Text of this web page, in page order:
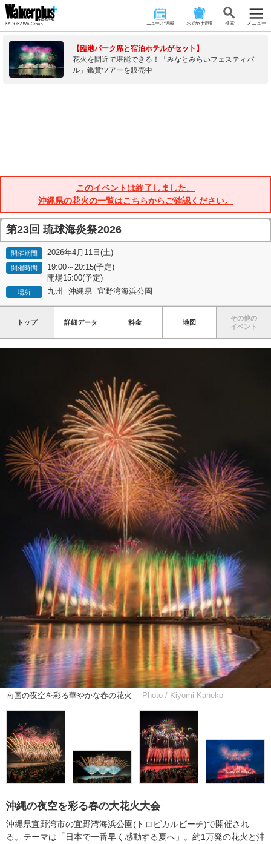
ニュース･連載 おでかけ情報 検 索 メニュー
【臨港パーク席と宿泊ホテルがセット】
花火を間近で堪能できる！「みなとみらいフェスティバ
ル」鑑賞ツアーを販売中
このイベントは終了しました。
沖縄県の花火の一覧はこちらからご確認ください。
第23回 琉球海炎祭2026
開催期間 2026年4月11日(土)
開催時間
19:00～20:15(予定)
開場15:00(予定)
場所 九州 沖縄県 宜野湾海浜公園
トップ 詳細データ 料金 地図
その他の
イベント
南国の夜空を彩る華やかな春の花火 Photo / Kiyomi Kaneko
沖縄の夜空を彩る春の大花火大会
沖縄県宜野湾市の宜野湾海浜公園(トロピカルビーチ)で開催され
る。テーマは「日本で一番早く感動する夏へ」。約1万発の花火と沖